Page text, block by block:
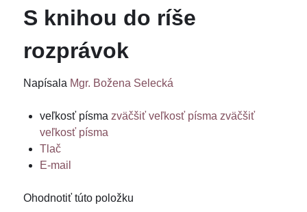
S knihou do ríše
rozprávok
Napísala Mgr. Božena Selecká
veľkosť písma zväčšiť veľkosť písma zväčšiť
veľkosť písma
Tlač
E-mail
Ohodnotiť túto položku